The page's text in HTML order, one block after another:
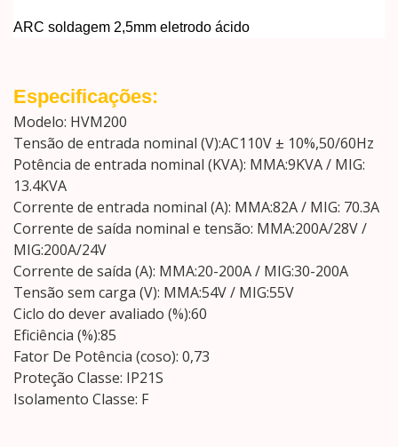
ARC soldagem 2,5mm eletrodo ácido
Especificações:
Modelo: HVM200
Tensão de entrada nominal (V):AC110V ± 10%,50/60Hz
Potência de entrada nominal (KVA): MMA:9KVA / MIG:
13.4KVA
Corrente de entrada nominal (A): MMA:82A / MIG: 70.3A
Corrente de saída nominal e tensão: MMA:200A/28V /
MIG:200A/24V
Corrente de saída (A): MMA:20-200A / MIG:30-200A
Tensão sem carga (V): MMA:54V / MIG:55V
Ciclo do dever avaliado (%):60
Eficiência (%):85
Fator De Potência (coso): 0,73
Proteção Classe: IP21S
Isolamento Classe: F